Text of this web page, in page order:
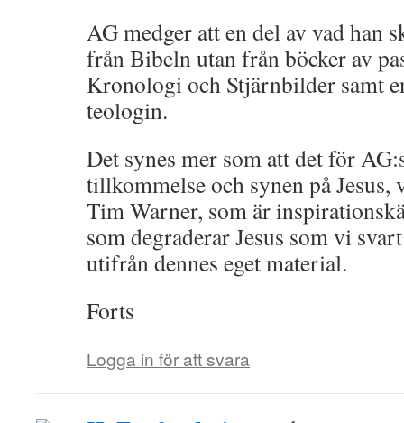
AG medger att en del av vad han
från Bibeln utan från böcker av
Kronologi och Stjärnbilder samt
teologin.
Det synes mer som att det för
tillkommelse och synen på Jesus,
Tim Warner, som är
som degraderar Jesus som vi
utifrån dennes eget material.
Forts
Logga in för att svara